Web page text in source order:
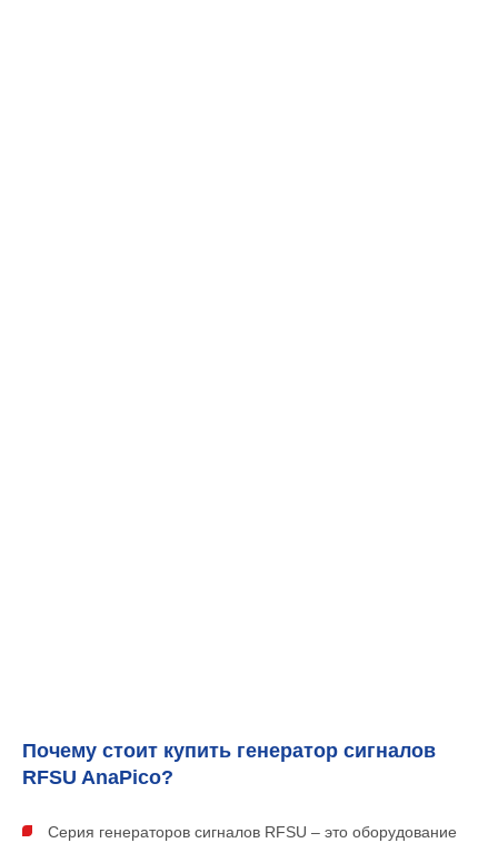
Почему стоит купить генератор сигналов
RFSU AnaPico?
Серия генераторов сигналов RFSU – это оборудование